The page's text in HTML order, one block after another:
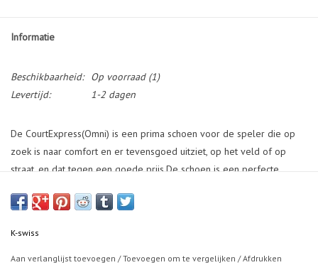
Informatie
Beschikbaarheid: Op voorraad(1)
Levertijd:
1-2 dagen
De CourtExpress(Omni) is een prima schoen voor de speler die op
zoek is naar comfort en er tevensgoed uitziet, op het veld of op
straat, en dat tegen een goede prijs.De schoen is een perfecte
K-swiss
Aan verlanglijst toevoegen /Toevoegen om te vergelijken /Afdrukken